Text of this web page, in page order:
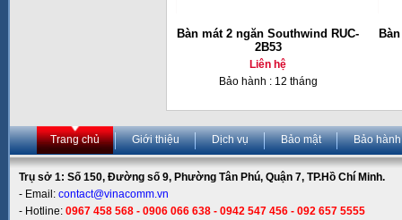
Bàn mát 2 ngăn Southwind RUC-
2B53
Liên hệ
Bảo hành : 12 tháng
Trang chủ Giới thiệu Dịch vụ Bảo mật Bảo hành
Trụ sở 1: Số 150, Đường số 9, Phường Tân Phú, Quận 7, TP.Hồ Chí Minh.
- Email: contact@vinacomm.vn
- Hotline: 0967 458 568 - 0906 066 638 - 0942 547 456 - 092 657 5555